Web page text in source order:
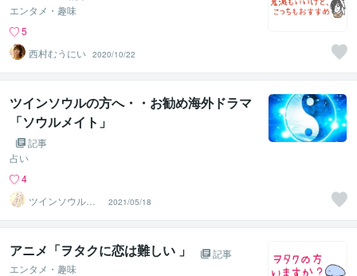
エンタメ・趣味
5
西村むうにい 2020/10/22
ツインソウルの方へ・・お勧め海外ドラマ
「ソウルメイト」
記事
占い
4
ツインソウル鑑
定士
2021/05/18
アニメ「ヲタクに恋は難しい 」
記事
エンタメ・趣味